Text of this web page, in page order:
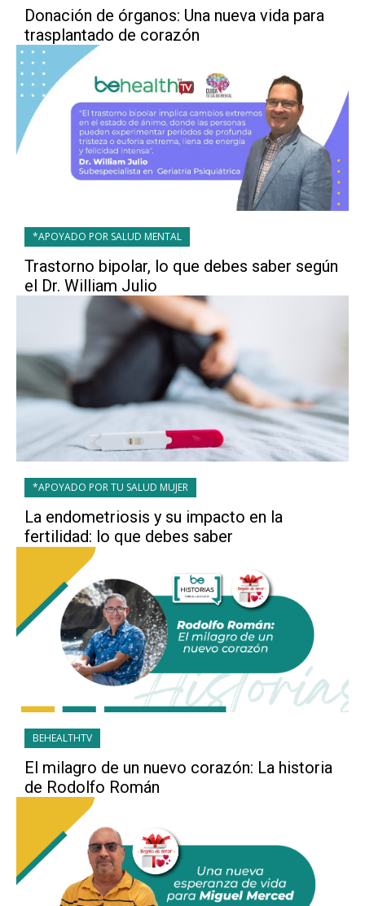
Donación de órganos: Una nueva vida para
trasplantado de corazón
*APOYADO POR SALUD MENTAL
Trastorno bipolar, lo que debes saber según
el Dr. William Julio
*APOYADO POR TU SALUD MUJER
La endometriosis y su impacto en la
fertilidad: lo que debes saber
BEHEALTHTV
El milagro de un nuevo corazón: La historia
de Rodolfo Román